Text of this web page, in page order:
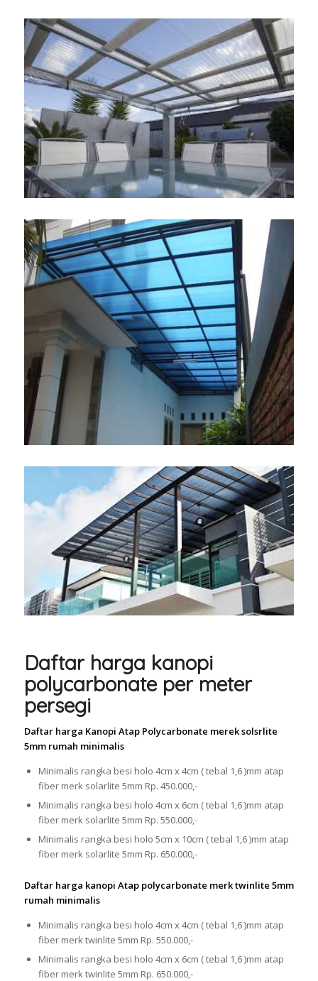
Daftar harga kanopi
polycarbonate per meter
persegi
Daftar harga Kanopi Atap Polycarbonate merek solsrlite
5mm rumah minimalis
Minimalis rangka besi holo 4cm x 4cm ( tebal 1,6 )mm atap
fiber merk solarlite 5mm Rp. 450.000,-
Minimalis rangka besi holo 4cm x 6cm ( tebal 1,6 )mm atap
fiber merk solarlite 5mm Rp. 550.000,-
Minimalis rangka besi holo 5cm x 10cm ( tebal 1,6 )mm atap
fiber merk solarlite 5mm Rp. 650.000,-
Daftar harga kanopi Atap polycarbonate merk twinlite 5mm
rumah minimalis
Minimalis rangka besi holo 4cm x 4cm ( tebal 1,6 )mm atap
fiber merk twinlite 5mm Rp. 550.000,-
Minimalis rangka besi holo 4cm x 6cm ( tebal 1,6 )mm atap
fiber merk twinlite 5mm Rp. 650.000,-